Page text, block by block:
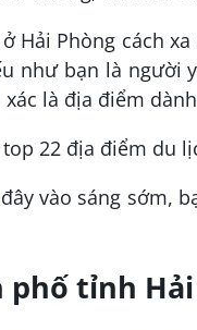
Hải Phòng cách
như bạn là người
là địa điểm
vào sáng sớm,
tỉnh